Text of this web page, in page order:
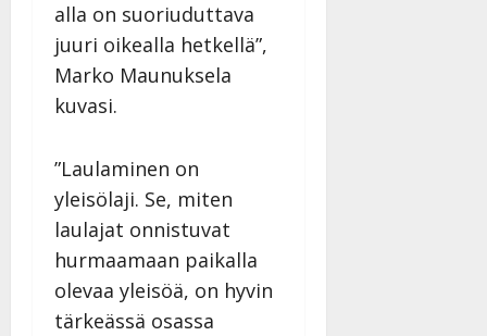
alla on suoriuduttava
juuri oikealla hetkellä”,
Marko Maunuksela
kuvasi.
”Laulaminen on
yleisölaji. Se, miten
laulajat onnistuvat
hurmaamaan paikalla
olevaa yleisöä, on hyvin
tärkeässä osassa